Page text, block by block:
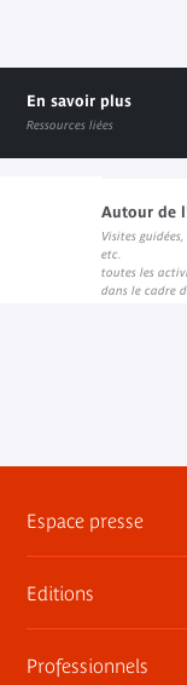
En savoir plus
Ressources liées
Prochains rendez-vous du
Lien externe
Autour de
Visites
etc.
toutes les
dans le cadre
Espace presse
Dossiers,
Contact presse
Editions
Les publications
Professionnels